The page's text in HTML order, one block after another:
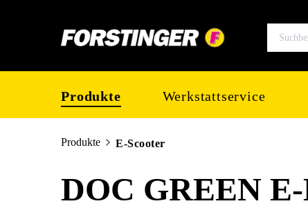
Produkte Werkstattservice
Produkte E-Scooter
DOC GREEN